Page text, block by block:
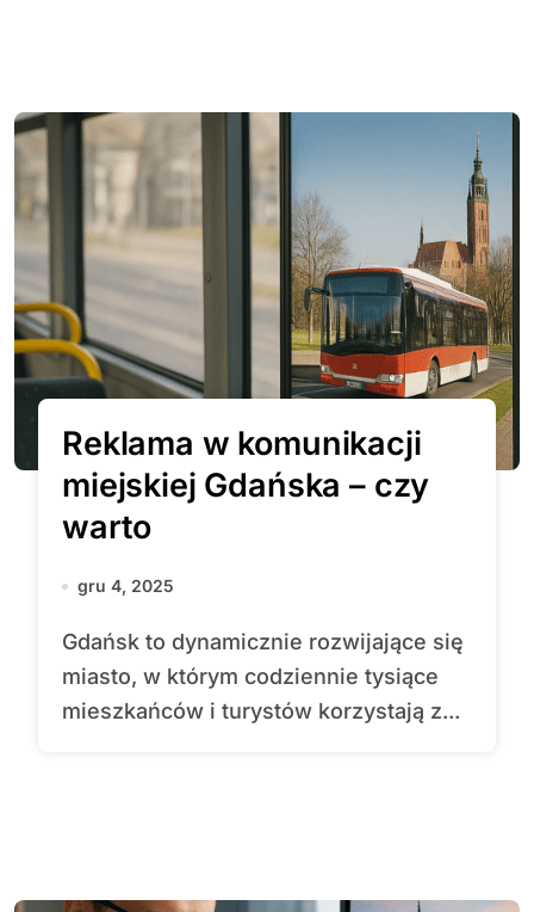
Reklama w komunikacji
miejskiej Gdańska – czy
warto
gru 4, 2025
Gdańsk to dynamicznie rozwijające się
miasto, w którym codziennie tysiące
mieszkańców i turystów korzystają z...